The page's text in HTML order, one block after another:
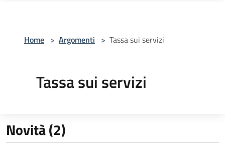
Home > Argomenti > Tassa sui servizi
Tassa sui servizi
Novità (2)